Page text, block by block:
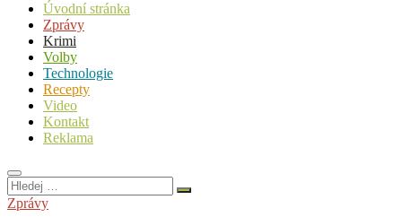
Úvodní stránka
Zprávy
Krimi
Volby
Technologie
Recepty
Video
Kontakt
Reklama
Hledej
…
Zprávy